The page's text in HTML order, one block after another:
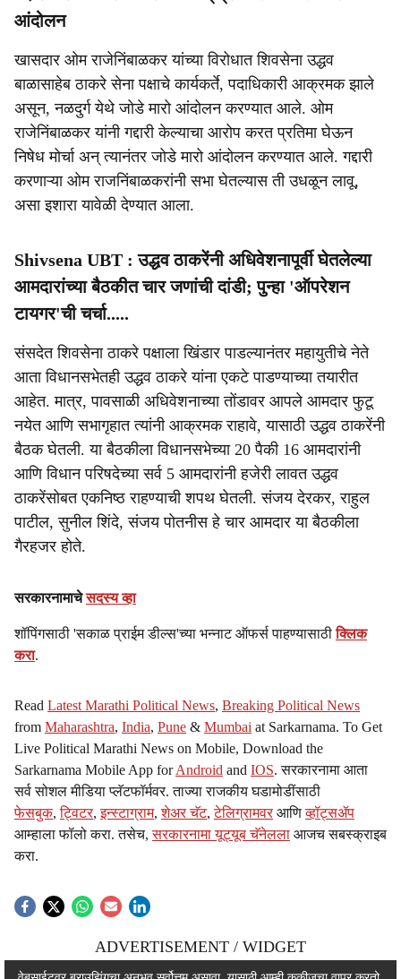
आंदोलन
खासदार ओम राजेनिंबाळकर यांच्या विरोधात शिवसेना उद्धव
बाळासाहेब ठाकरे सेना पक्षाचे कार्यकर्ते, पदाधिकारी आक्रमक झाले
असून, नळदुर्ग येथे जोडे मारो आंदोलन करण्यात आले. ओम
राजेनिंबाळकर यांनी गद्दारी केल्याचा आरोप करत प्रतिमा घेऊन
निषेध मोर्चा अन् त्यानंतर जोडे मारो आंदोलन करण्यात आले. गद्दारी
करणाऱ्या ओम राजनिंबाळकरांनी सभा घेतल्यास ती उधळून लावू,
असा इशारा यावेळी देण्यात आला.
Shivsena UBT : उद्धव ठाकरेंनी अधिवेशनापूर्वी घेतलेल्या
आमदारांच्या बैठकीत चार जणांची दांडी; पुन्हा 'ऑपरेशन
टायगर'ची चर्चा.....
संसदेत शिवसेना ठाकरे पक्षाला खिंडार पाडल्यानंतर महायुतीचे नेते
आता विधानसभेतही उद्धव ठाकरे यांना एकटे पाडण्याच्या तयारीत
आहेत. मात्र, पावसाळी अधिवेशनाच्या तोंडावर आपले आमदार फुटू
नयेत आणि सभागृहात त्यांनी आक्रमक राहावे, यासाठी उद्धव ठाकरेंनी
बैठक घेतली. या बैठकीला विधानसभेच्या 20 पैकी 16 आमदारांनी
आणि विधान परिषदेच्या सर्व 5 आमदारांनी हजेरी लावत उद्धव
ठाकरेंसोबत एकनिष्ठ राहण्याची शपथ घेतली. संजय देरकर, राहुल
पाटील, सुनील शिंदे, संजय पोतनीस हे चार आमदार या बैठकीला
गैरहजर होते.
सरकारनामाचेसदस्य व्हा
शॉपिंगसाठी 'सकाळ प्राईम डील्स'च्या भन्नाट ऑफर्स पाहण्यासाठीक्लिक
करा.
Read Latest Marathi Political News, Breaking Political News
from Maharashtra, India, Pune & Mumbai at Sarkarnama. To Get
Live Political Marathi News on Mobile, Download the
Sarkarnama Mobile App forAndroid and IOS. सरकारनामा आता
सर्व सोशल मीडिया प्लॅटफॉर्मवर. ताज्या राजकीय घडामोडींसाठी
फेसबुक,ट्विटर,इन्स्टाग्राम,शेअर चॅट,टेलिग्रामवर आणिव्हॉट्सॲप
आम्हाला फॉलो करा. तसेच,सरकारनामा यूट्यूब चॅनेलला आजच सबस्क्राइब
करा.
ADVERTISEMENT / WIDGET